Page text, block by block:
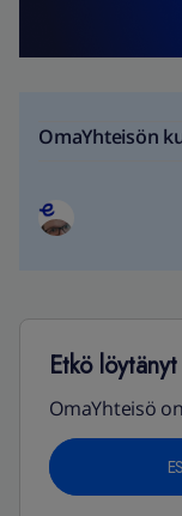
OmaYhteisön
Etkö
OmaYhteisö